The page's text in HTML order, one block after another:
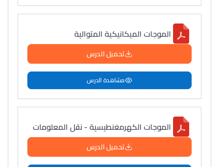
الموجات الميكانيكية المتوالية
تحميل الدرس
مشاهدة الدرس
الموجات الكهرمغنطيسية - نقل المعلومات
تحميل الدرس